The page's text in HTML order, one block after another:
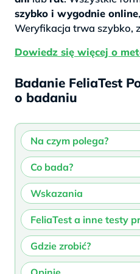
szybko i wygodnie online
Weryfikacja trwa szybko,
Dowiedz się więcej o
Badanie FeliaTest
o badaniu
Na czym polega?
Co bada?
Wskazania
FeliaTest a inne testy
Gdzie zrobić?